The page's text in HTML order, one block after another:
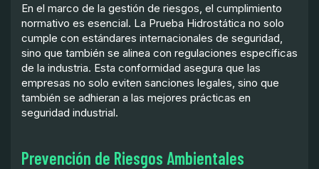
En el marco de la gestión de riesgos, el cumplimiento
normativo es esencial. La Prueba Hidrostática no solo
cumple con estándares internacionales de seguridad,
sino que también se alinea con regulaciones específicas
de la industria. Esta conformidad asegura que las
empresas no solo eviten sanciones legales, sino que
también se adhieran a las mejores prácticas en
seguridad industrial.
Prevención de Riesgos Ambientales